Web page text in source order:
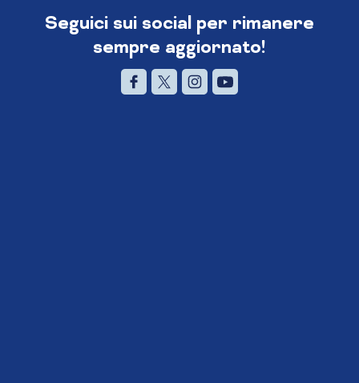
Seguici sui social per rimanere
sempre aggiornato!